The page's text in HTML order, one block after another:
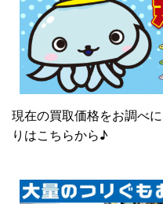
現在の買取価格をお調べ
りはこちらから♪